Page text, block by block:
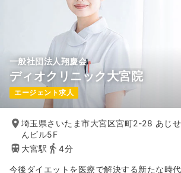
一般社団法人翔慶会
ディオクリニック大宮院
エージェント求人
埼玉県さいたま市大宮区宮町2-28 あじせ
んビル5F
大宮駅
4分
今後ダイエットを医療で解決する新たな時